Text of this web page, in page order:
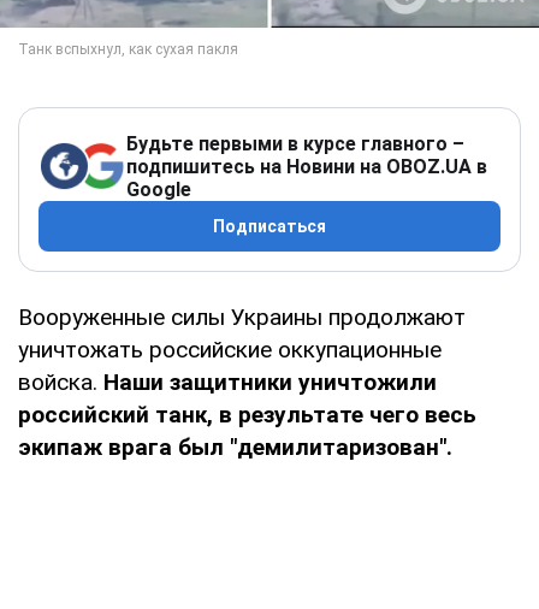
Будьте первыми в курсе главного –
подпишитесь на Новини на OBOZ.UA в
Google
Подписаться
Вооруженные силы Украины продолжают
уничтожать российские оккупационные
войска. Наши защитники уничтожили
российский танк, в результате чего весь
экипаж врага был "демилитаризован".